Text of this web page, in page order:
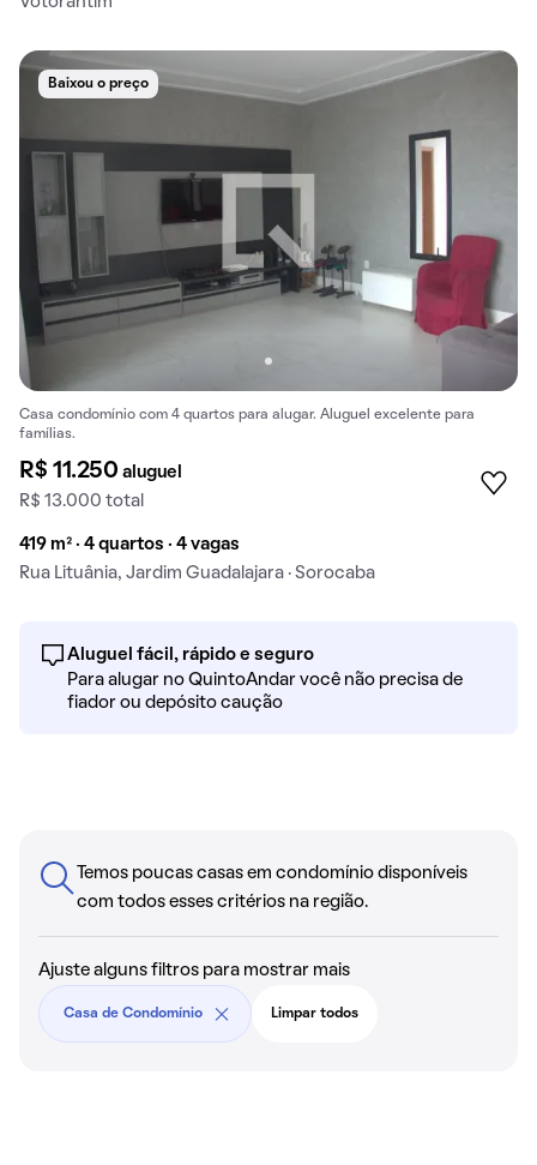
Baixou o preço
Casa condomínio com 4 quartos para alugar. Aluguel excelente para
famílias.
R$ 11.250aluguel
R$ 13.000 total
419 m² · 4 quartos · 4 vagas
Rua Lituânia, Jardim Guadalajara · Sorocaba
Aluguel fácil, rápido e seguro
Para alugar no QuintoAndar você não precisa de
fiador ou depósito caução
Temos poucas casas em condomínio disponíveis
com todos esses critérios na região.
Ajuste alguns filtros para mostrar mais
Casa de Condomínio Limpar todos